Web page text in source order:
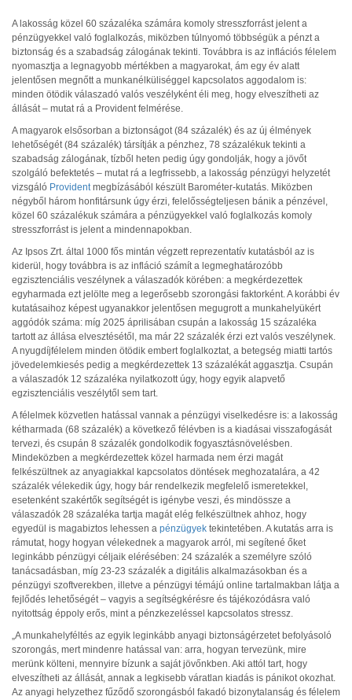
A lakosság közel 60 százaléka számára komoly stresszforrást jelent a
pénzügyekkel való foglalkozás, miközben túlnyomó többségük a pénzt a
biztonság és a szabadság zálogának tekinti. Továbbra is az inflációs félelem
nyomasztja a legnagyobb mértékben a magyarokat, ám egy év alatt
jelentősen megnőtt a munkanélküliséggel kapcsolatos aggodalom is:
minden ötödik válaszadó valós veszélyként éli meg, hogy elveszítheti az
állását – mutat rá a Provident felmérése.
A magyarok elsősorban a biztonságot (84 százalék) és az új élmények
lehetőségét (84 százalék) társítják a pénzhez, 78 százalékuk tekinti a
szabadság zálogának, tízből heten pedig úgy gondolják, hogy a jövőt
szolgáló befektetés – mutat rá a legfrissebb, a lakosság pénzügyi helyzetét
vizsgáló Providentmegbízásából készült Barométer-kutatás. Miközben
négyből három honfitársunk úgy érzi, felelősségteljesen bánik a pénzével,
közel 60 százalékuk számára a pénzügyekkel való foglalkozás komoly
stresszforrást is jelent a mindennapokban.
Az Ipsos Zrt. által 1000 fős mintán végzett reprezentatív kutatásból az is
kiderül, hogy továbbra is az infláció számít a legmeghatározóbb
egzisztenciális veszélynek a válaszadók körében: a megkérdezettek
egyharmada ezt jelölte meg a legerősebb szorongási faktorként. A korábbi év
kutatásaihoz képest ugyanakkor jelentősen megugrott a munkahelyükért
aggódók száma: míg 2025 áprilisában csupán a lakosság 15 százaléka
tartott az állása elvesztésétől, ma már 22 százalék érzi ezt valós veszélynek.
A nyugdíjfélelem minden ötödik embert foglalkoztat, a betegség miatti tartós
jövedelemkiesés pedig a megkérdezettek 13 százalékát aggasztja. Csupán
a válaszadók 12 százaléka nyilatkozott úgy, hogy egyik alapvető
egzisztenciális veszélytől sem tart.
A félelmek közvetlen hatással vannak a pénzügyi viselkedésre is: a lakosság
kétharmada (68 százalék) a következő félévben is a kiadásai visszafogását
tervezi, és csupán 8 százalék gondolkodik fogyasztásnövelésben.
Mindeközben a megkérdezettek közel harmada nem érzi magát
felkészültnek az anyagiakkal kapcsolatos döntések meghozatalára, a 42
százalék vélekedik úgy, hogy bár rendelkezik megfelelő ismeretekkel,
esetenként szakértők segítségét is igénybe veszi, és mindössze a
válaszadók 28 százaléka tartja magát elég felkészültnek ahhoz, hogy
egyedül is magabiztos lehessen a pénzügyek tekintetében. A kutatás arra is
rámutat, hogy hogyan vélekednek a magyarok arról, mi segítené őket
leginkább pénzügyi céljaik elérésében: 24 százalék a személyre szóló
tanácsadásban, míg 23-23 százalék a digitális alkalmazásokban és a
pénzügyi szoftverekben, illetve a pénzügyi témájú online tartalmakban látja a
fejlődés lehetőségét – vagyis a segítségkérésre és tájékozódásra való
nyitottság éppoly erős, mint a pénzkezeléssel kapcsolatos stressz.
„A munkahelyféltés az egyik leginkább anyagi biztonságérzetet befolyásoló
szorongás, mert mindenre hatással van: arra, hogyan tervezünk, mire
merünk költeni, mennyire bízunk a saját jövőnkben. Aki attól tart, hogy
elveszítheti az állását, annak a legkisebb váratlan kiadás is pánikot okozhat.
Az anyagi helyzethez fűződő szorongásból fakadó bizonytalanság és félelem